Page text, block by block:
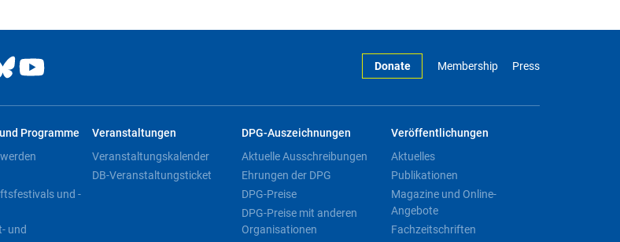
Donate Membership Press
Programme
und -
und
Veranstaltungen
Veranstaltungskalender
DB-Veranstaltungsticket
DPG-Auszeichnungen
Aktuelle Ausschreibungen
Ehrungen der DPG
DPG-Preise
DPG-Preise mit anderen
Organisationen
Veröffentlichungen
Aktuelles
Publikationen
Magazine und Online-
Angebote
Fachzeitschriften